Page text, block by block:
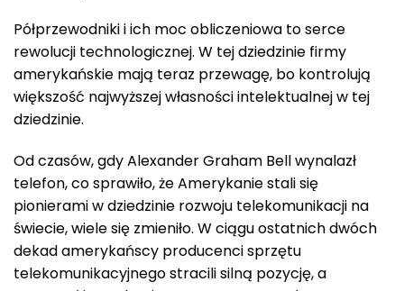
Półprzewodniki i ich moc obliczeniowa to serce
rewolucji technologicznej. W tej dziedzinie firmy
amerykańskie mają teraz przewagę, bo kontrolują
większość najwyższej własności intelektualnej w tej
dziedzinie.
Od czasów, gdy Alexander Graham Bell wynalazł
telefon, co sprawiło, że Amerykanie stali się
pionierami w dziedzinie rozwoju telekomunikacji na
świecie, wiele się zmieniło. W ciągu ostatnich dwóch
dekad amerykańscy producenci sprzętu
telekomunikacyjnego stracili silną pozycję, a